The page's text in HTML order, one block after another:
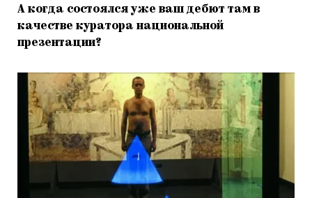
А когда состоялся уже ваш дебют там в
качестве куратора национальной
презентации?